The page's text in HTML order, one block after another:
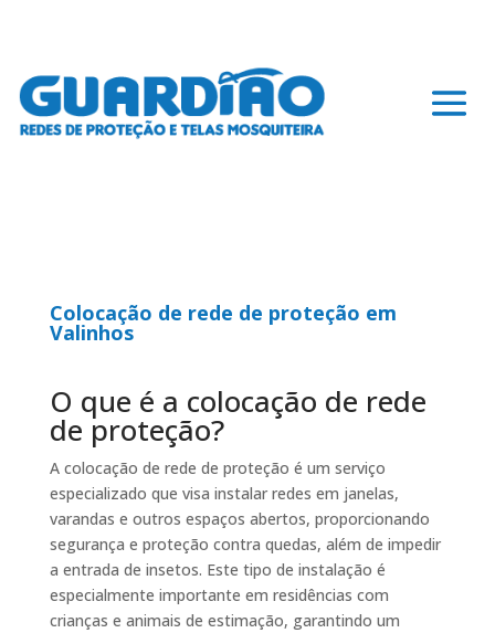
Colocação de rede de proteção em
Valinhos
O que é a colocação de rede
de proteção?
A colocação de rede de proteção é um serviço
especializado que visa instalar redes em janelas,
varandas e outros espaços abertos, proporcionando
segurança e proteção contra quedas, além de impedir
a entrada de insetos. Este tipo de instalação é
especialmente importante em residências com
crianças e animais de estimação, garantindo um